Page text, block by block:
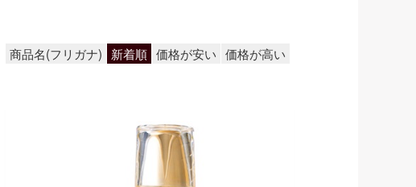
商品名(フリガナ) 新着順 価格が安い 価格が高い